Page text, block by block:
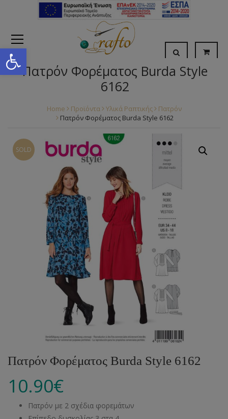
Open toolbar
Πατρόν Φορέματος Burda Style
6162
Home Προϊόντα Υλικά Ραπτικής
Πατρόν
Πατρόν Φορέματος Burda Style 6162
SOLD
Πατρόν Φορέματος Burda Style 6162
10.90€
Πατρόν με 2 σχέδια φορεμάτων